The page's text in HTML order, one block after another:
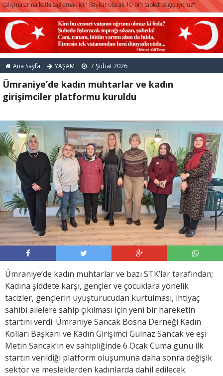
çalışmalarına katkı sağlamak için Baykar olarak 10 bin tablet bağışlıyoruz”
Ana Sayfa YAŞAM 7 Şubat 2026
Ümraniye’de kadın muhtarlar ve kadın
girişimciler platformu kuruldu
Ümraniye’de kadın muhtarlar ve bazı STK’lar tarafından;
Kadına şiddete karşı, gençler ve çocuklara yönelik
tacizler, gençlerin uyuşturucudan kurtulması, ihtiyaç
sahibi ailelere sahip çıkılması için yeni bir hareketin
startını verdi. Ümraniye Sancak Bosna Derneği Kadın
Kolları Başkanı ve Kadın Girişimci Gülnaz Sancak ve eşi
Metin Sancak’ın ev sahipliğinde 6 Ocak Cuma günü ilk
startın verildiği platform oluşumuna daha sonra değişik
sektör ve mesleklerden kadınlarda dahil edilecek.